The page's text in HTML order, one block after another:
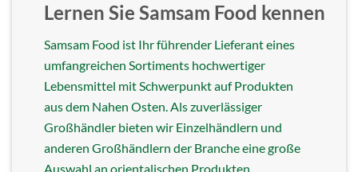
Lernen Sie Samsam Food kennen
Samsam Food ist Ihr führender Lieferant eines
umfangreichen Sortiments hochwertiger
Lebensmittel mit Schwerpunkt auf Produkten
aus dem Nahen Osten. Als zuverlässiger
Großhändler bieten wir Einzelhändlern und
anderen Großhändlern der Branche eine große
Auswahl an orientalischen Produkten.